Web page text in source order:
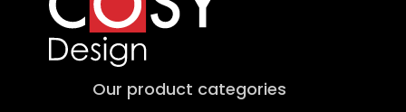
Our product categories